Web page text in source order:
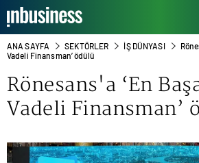
ANA SAYFA SEKTÖRLER İŞ DÜNYASI
Vadeli Finansman’ ödülü
Rönesans'a ‘En
Vadeli Finansman’